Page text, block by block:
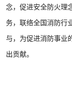
念，促进安全防火理
务，联络全国消防行
与，为促进消防事业
出贡献。